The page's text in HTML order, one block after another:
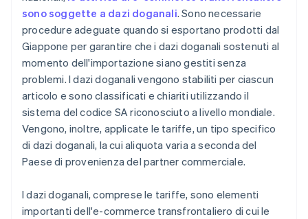
sono soggette a dazi doganali. Sono necessarie
procedure adeguate quando si esportano prodotti dal
Giappone per garantire che i dazi doganali sostenuti al
momento dell'importazione siano gestiti senza
problemi. I dazi doganali vengono stabiliti per ciascun
articolo e sono classificati e chiariti utilizzando il
sistema del codice SA riconosciuto a livello mondiale.
Vengono, inoltre, applicate le tariffe, un tipo specifico
di dazi doganali, la cui aliquota varia a seconda del
Paese di provenienza del partner commerciale.
I dazi doganali, comprese le tariffe, sono elementi
importanti dell'e-commerce transfrontaliero di cui le